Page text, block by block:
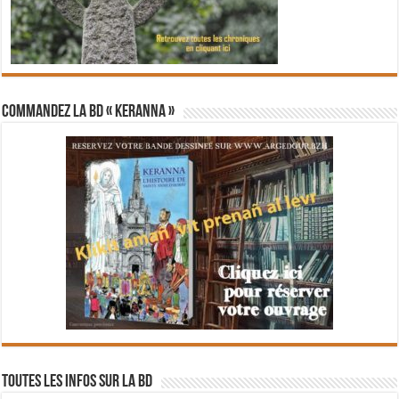
Commandez la BD « Keranna »
Toutes les infos sur la BD